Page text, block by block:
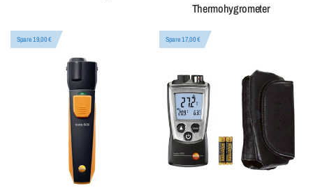
Thermohygrometer
Spare 19,00 € Spare 17,00 €